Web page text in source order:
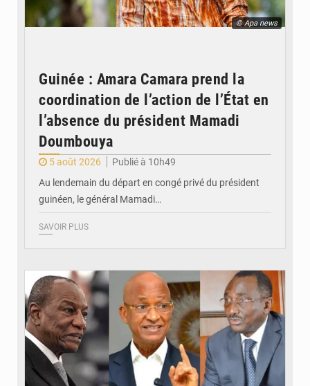
© Apa news
Guinée : Amara Camara prend la
coordination de l’action de l’État en
l’absence du président Mamadi
Doumbouya
5 août 2026
Publié à 10h49
Au lendemain du départ en congé privé du président
guinéen, le général Mamadi…
SAVOIR PLUS